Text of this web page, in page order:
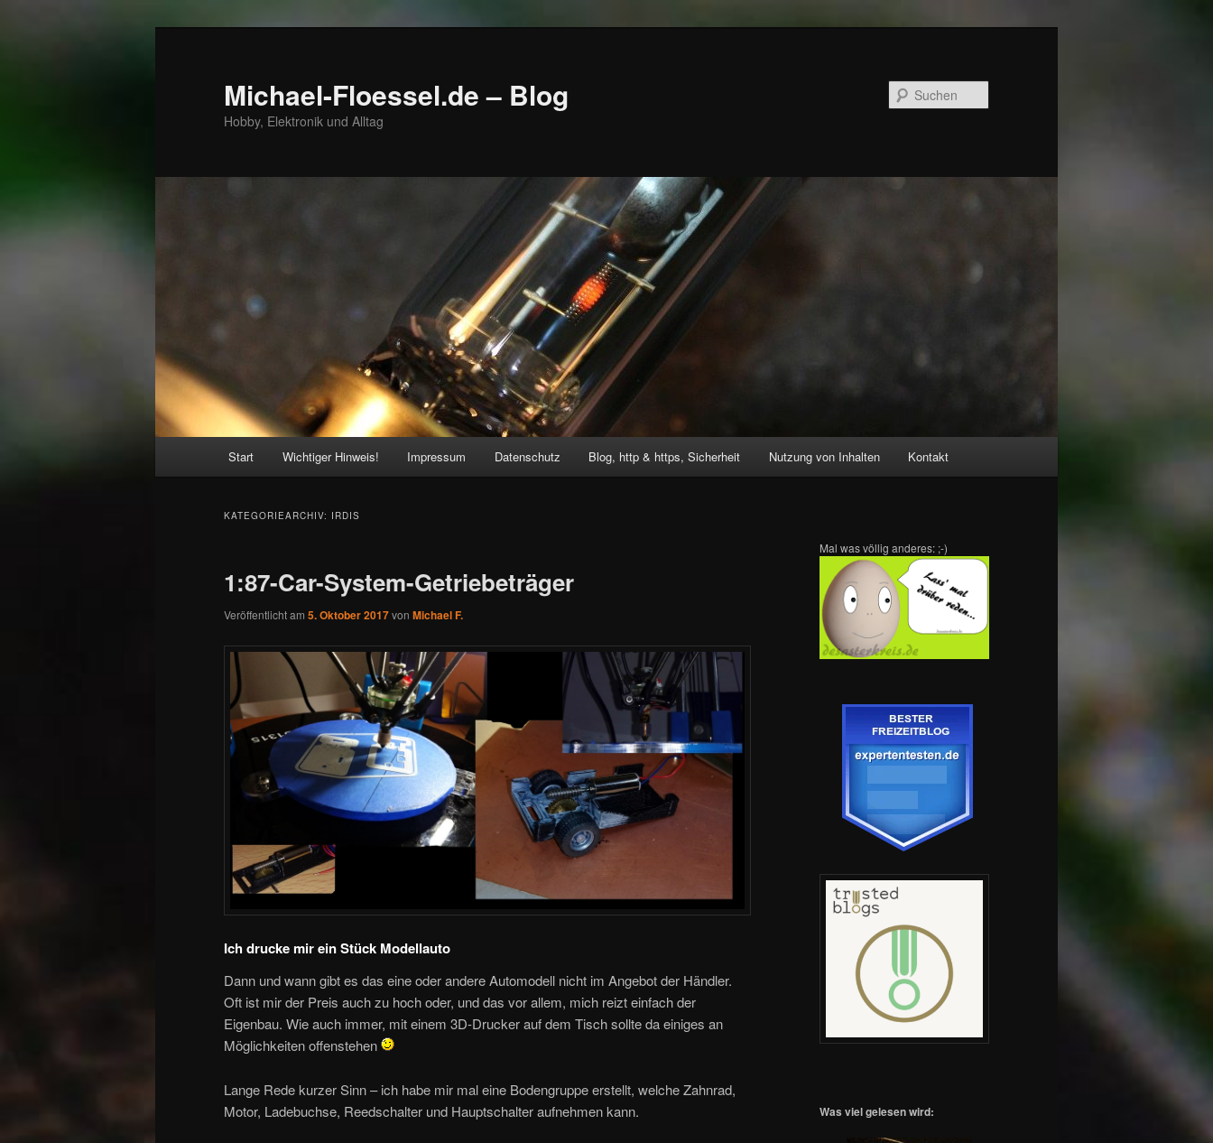
Michael-Floessel.de – Blog
Hobby, Elektronik und Alltag
Start Wichtiger Hinweis! Impressum Datenschutz Blog, http & https, Sicherheit Nutzung von Inhalten Kontakt
KATEGORIEARCHIV: IRDIS
1:87-Car-System-Getriebeträger
Veröffentlicht am 5. Oktober 2017von Michael F.
Ich drucke mir ein Stück Modellauto
Dann und wann gibt es das eine oder andere Automodell nicht im Angebot der Händler.
Oft ist mir der Preis auch zu hoch oder, und das vor allem, mich reizt einfach der
Eigenbau. Wie auch immer, mit einem 3D-Drucker auf dem Tisch sollte da einiges an
Möglichkeiten offenstehen
Lange Rede kurzer Sinn – ich habe mir mal eine Bodengruppe erstellt, welche Zahnrad,
Motor, Ladebuchse, Reedschalter und Hauptschalter aufnehmen kann.
Mal was völlig anderes: ;-)
Was viel gelesen wird: